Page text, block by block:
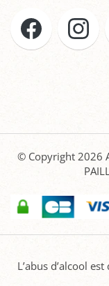
© Copyright 2026
L’abus d’alcool